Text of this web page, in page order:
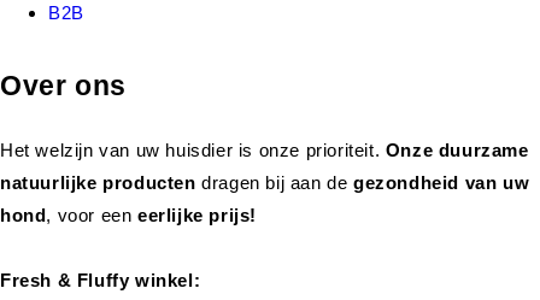
B2B
Over ons
Het welzijn van uw huisdier is onze prioriteit. Onze duurzame
natuurlijke productendragen bij aan de gezondheid van uw
hond, voor eeneerlijke prijs!
Fresh & Fluffy winkel: